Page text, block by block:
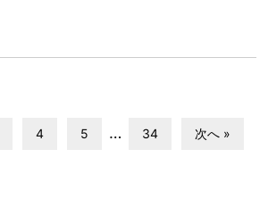
4 5 … 34 次へ »